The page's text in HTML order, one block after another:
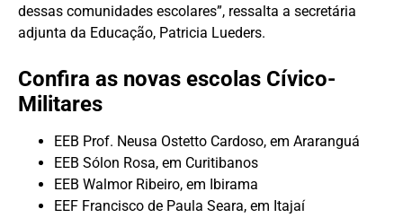
dessas comunidades escolares”, ressalta a secretária
adjunta da Educação, Patricia Lueders.
Confira as novas escolas Cívico-
Militares
EEB Prof. Neusa Ostetto Cardoso, em Araranguá
EEB Sólon Rosa, em Curitibanos
EEB Walmor Ribeiro, em Ibirama
EEF Francisco de Paula Seara, em Itajaí